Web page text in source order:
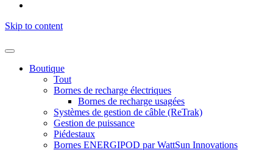
Skip to content
Boutique
Tout
Bornes de recharge électriques
Bornes de recharge usagées
Systèmes de gestion de câble (ReTrak)
Gestion de puissance
Piédestaux
Bornes ENERGIPOD par WattSun Innovations